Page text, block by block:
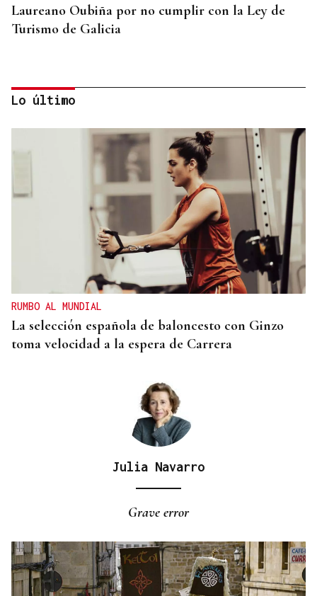
Laureano Oubiña por no cumplir con la Ley de
Turismo de Galicia
PLANIFICAR CON ANTELACIÓN
Las compañías de autobuses recomiendan
adelantar los desplazamientos para evitar
saturaciones el día del eclipse
Lo último
RUMBO AL MUNDIAL
La selección española de baloncesto con Ginzo
toma velocidad a la espera de Carrera
Julia Navarro
Grave error